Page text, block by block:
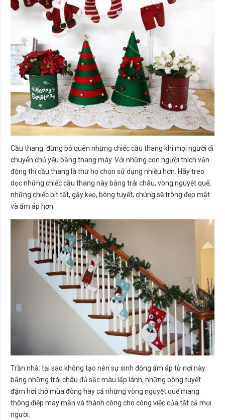
Cầu thang: đừng bỏ quên những chiếc cầu thang khi mọi người di
chuyển chủ yếu bằng thang máy. Với những con người thích vận
động thì cầu thang là thứ họ chọn sử dụng nhiều hơn. Hãy treo
dọc những chiếc cầu thang này bằng trái châu, vòng nguyệt quế,
những chiếc bít tất, gậy kẹo, bông tuyết, chúng sẽ trông đẹp mắt
và ấm áp hơn.
Trần nhà: tại sao không tạo nên sự sinh động ấm áp từ nơi này
bằng những trái châu đủ sắc màu lấp lánh, những bông tuyết
đậm hơi thở mùa đông hay cả những vòng nguyệt quế mang
thông điệp may mắn và thành công cho công việc của tất cả mọi
người.